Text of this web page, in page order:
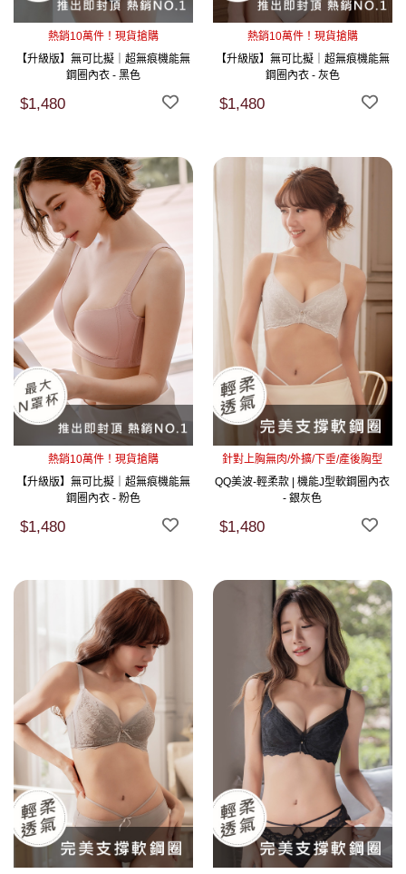
熱銷10萬件！現貨搶購
【升級版】無可比擬｜超無痕機能無
鋼圈內衣 - 黑色
$1,480
熱銷10萬件！現貨搶購
【升級版】無可比擬｜超無痕機能無
鋼圈內衣 - 灰色
$1,480
熱銷10萬件！現貨搶購
【升級版】無可比擬｜超無痕機能無
鋼圈內衣 - 粉色
$1,480
針對上胸無肉/外擴/下垂/產後胸型
QQ美波-輕柔款 | 機能J型軟鋼圈內衣
- 銀灰色
$1,480